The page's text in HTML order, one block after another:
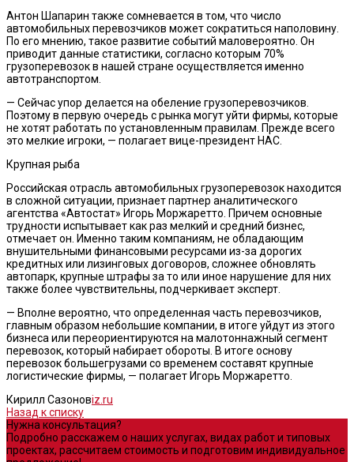
Антон Шапарин также сомневается в том, что число
автомобильных перевозчиков может сократиться наполовину.
По его мнению, такое развитие событий маловероятно. Он
приводит данные статистики, согласно которым 70%
грузоперевозок в нашей стране осуществляется именно
автотранспортом.
— Сейчас упор делается на обеление грузоперевозчиков.
Поэтому в первую очередь с рынка могут уйти фирмы, которые
не хотят работать по установленным правилам. Прежде всего
это мелкие игроки, — полагает вице-президент НАС.
Крупная рыба
Российская отрасль автомобильных грузоперевозок находится
в сложной ситуации, признает партнер аналитического
агентства «Автостат» Игорь Моржаретто. Причем основные
трудности испытывает как раз мелкий и средний бизнес,
отмечает он. Именно таким компаниям, не обладающим
внушительными финансовыми ресурсами из-за дорогих
кредитных или лизинговых договоров, сложнее обновлять
автопарк, крупные штрафы за то или иное нарушение для них
также более чувствительны, подчеркивает эксперт.
— Вполне вероятно, что определенная часть перевозчиков,
главным образом небольшие компании, в итоге уйдут из этого
бизнеса или переориентируются на малотоннажный сегмент
перевозок, который набирает обороты. В итоге основу
перевозок большегрузами со временем составят крупные
логистические фирмы, — полагает Игорь Моржаретто.
Кирилл Сазоновiz.ru
Назад к списку
Нужна консультация?
Подробно расскажем о наших услугах, видах работ и типовых
проектах, рассчитаем стоимость и подготовим индивидуальное